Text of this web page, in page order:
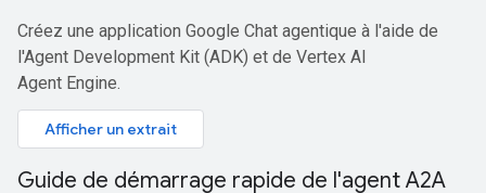
Créez une application Google Chat agentique à l'aide de
l'Agent Development Kit (ADK) et de Vertex AI
Agent Engine.
Afficher un extrait
Guide de démarrage rapide de l'agent A2A